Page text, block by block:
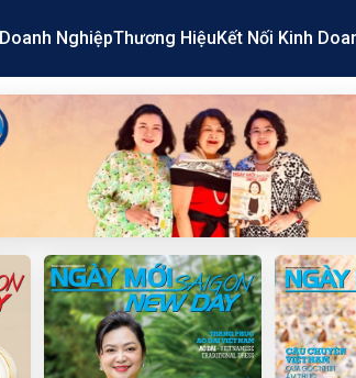
Doanh NghiệpThương HiệuKết Nối Kinh